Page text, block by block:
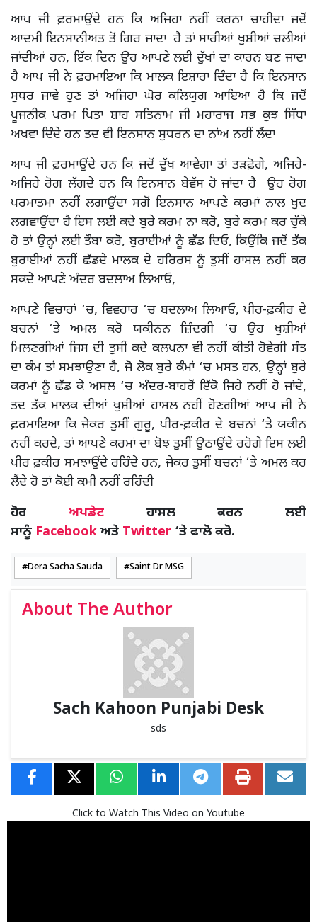
ਆਪ ਜੀ ਫ਼ਰਮਾਉਂਦੇ ਹਨ ਕਿ ਅਜਿਹਾ ਨਹੀਂ ਕਰਨਾ ਚਾਹੀਦਾ ਜਦੋਂ
ਆਦਮੀ ਇਨਸਾਨੀਅਤ ਤੋਂ ਗਿਰ ਜਾਂਦਾ ਹੈ ਤਾਂ ਸਾਰੀਆਂ ਖੁਸ਼ੀਆਂ ਚਲੀਆਂ
ਜਾਂਦੀਆਂ ਹਨ, ਇੱਕ ਦਿਨ ਉਹ ਆਪਣੇ ਲਈ ਦੁੱਖਾਂ ਦਾ ਕਾਰਨ ਬਣ ਜਾਦਾ
ਹੈ ਆਪ ਜੀ ਨੇ ਫ਼ਰਮਾਇਆ ਕਿ ਮਾਲਕ ਇਸ਼ਾਰਾ ਦਿੰਦਾ ਹੈ ਕਿ ਇਨਸਾਨ
ਸੁਧਰ ਜਾਵੇ ਹੁਣ ਤਾਂ ਅਜਿਹਾ ਘੋਰ ਕਲਿਯੁਗ ਆਇਆ ਹੈ ਕਿ ਜਦੋਂ
ਪੂਜਨੀਕ ਪਰਮ ਪਿਤਾ ਸ਼ਾਹ ਸਤਿਨਾਮ ਜੀ ਮਹਾਰਾਜ ਸਭ ਕੁਝ ਸਿੱਧਾ
ਅਖਵਾ ਦਿੰਦੇ ਹਨ ਤਦ ਵੀ ਇਨਸਾਨ ਸੁਧਰਨ ਦਾ ਨਾਂਅ ਨਹੀਂ ਲੈਂਦਾ
ਆਪ ਜੀ ਫ਼ਰਮਾਉਂਦੇ ਹਨ ਕਿ ਜਦੋਂ ਦੁੱਖ ਆਵੇਗਾ ਤਾਂ ਤੜਫ਼ੋਗੇ, ਅਜਿਹੇ-
ਅਜਿਹੇ ਰੋਗ ਲੱਗਦੇ ਹਨ ਕਿ ਇਨਸਾਨ ਬੇਵੱਸ ਹੋ ਜਾਂਦਾ ਹੈ ਉਹ ਰੋਗ
ਪਰਮਾਤਮਾ ਨਹੀਂ ਲਗਾਉਂਦਾ ਸਗੋਂ ਇਨਸਾਨ ਆਪਣੇ ਕਰਮਾਂ ਨਾਲ ਖੁਦ
ਲਗਵਾਉਂਦਾ ਹੈ ਇਸ ਲਈ ਕਦੇ ਬੁਰੇ ਕਰਮ ਨਾ ਕਰੋ, ਬੁਰੇ ਕਰਮ ਕਰ ਚੁੱਕੇ
ਹੋ ਤਾਂ ਉਨ੍ਹਾਂ ਲਈ ਤੌਬਾ ਕਰੋ, ਬੁਰਾਈਆਂ ਨੂੰ ਛੱਡ ਦਿਓ, ਕਿਉਂਕਿ ਜਦੋਂ ਤੱਕ
ਬੁਰਾਈਆਂ ਨਹੀਂ ਛੱਡਦੇ ਮਾਲਕ ਦੇ ਹਰਿਰਸ ਨੂੰ ਤੁਸੀਂ ਹਾਸਲ ਨਹੀਂ ਕਰ
ਸਕਦੇ ਆਪਣੇ ਅੰਦਰ ਬਦਲਾਅ ਲਿਆਓ,
ਆਪਣੇ ਵਿਚਾਰਾਂ ‘ਚ, ਵਿਵਹਾਰ ‘ਚ ਬਦਲਾਅ ਲਿਆਓ, ਪੀਰ-ਫ਼ਕੀਰ ਦੇ
ਬਚਨਾਂ ‘ਤੇ ਅਮਲ ਕਰੋ ਯਕੀਨਨ ਜ਼ਿੰਦਗੀ ‘ਚ ਉਹ ਖੁਸ਼ੀਆਂ
ਮਿਲਣਗੀਆਂ ਜਿਸ ਦੀ ਤੁਸੀਂ ਕਦੇ ਕਲਪਨਾ ਵੀ ਨਹੀਂ ਕੀਤੀ ਹੋਵੇਗੀ ਸੰਤ
ਦਾ ਕੰਮ ਤਾਂ ਸਮਝਾਉਣਾ ਹੈ, ਜੋ ਲੋਕ ਬੁਰੇ ਕੰਮਾਂ ‘ਚ ਮਸਤ ਹਨ, ਉਨ੍ਹਾਂ ਬੁਰੇ
ਕਰਮਾਂ ਨੂੰ ਛੱਡ ਕੇ ਅਸਲ ‘ਚ ਅੰਦਰ-ਬਾਹਰੋਂ ਇੱਕੋ ਜਿਹੇ ਨਹੀਂ ਹੋ ਜਾਂਦੇ,
ਤਦ ਤੱਕ ਮਾਲਕ ਦੀਆਂ ਖੁਸ਼ੀਆਂ ਹਾਸਲ ਨਹੀਂ ਹੋਣਗੀਆਂ ਆਪ ਜੀ ਨੇ
ਫ਼ਰਮਾਇਆ ਕਿ ਜੇਕਰ ਤੁਸੀਂ ਗੁਰੂ, ਪੀਰ-ਫ਼ਕੀਰ ਦੇ ਬਚਨਾਂ ‘ਤੇ ਯਕੀਨ
ਨਹੀਂ ਕਰਦੇ, ਤਾਂ ਆਪਣੇ ਕਰਮਾਂ ਦਾ ਬੋਝ ਤੁਸੀਂ ਉਠਾਉਂਦੇ ਰਹੋਗੇ ਇਸ ਲਈ
ਪੀਰ ਫ਼ਕੀਰ ਸਮਝਾਉਂਦੇ ਰਹਿੰਦੇ ਹਨ, ਜੇਕਰ ਤੁਸੀਂ ਬਚਨਾਂ ‘ਤੇ ਅਮਲ ਕਰ
ਲੈਂਦੇ ਹੋ ਤਾਂ ਕੋਈ ਕਮੀ ਨਹੀਂ ਰਹਿੰਦੀ
ਹੋਰ ਅਪਡੇਟਹਾਸਲ ਕਰਨ ਲਈ
ਸਾਨੂੰ Facebook ਅਤੇ Twitter ‘ਤੇ ਫਾਲੋ ਕਰੋ.
Dera Sacha Sauda Saint Dr MSG
About The Author
Sach Kahoon Punjabi Desk
sds
Click to Watch This Video on Youtube